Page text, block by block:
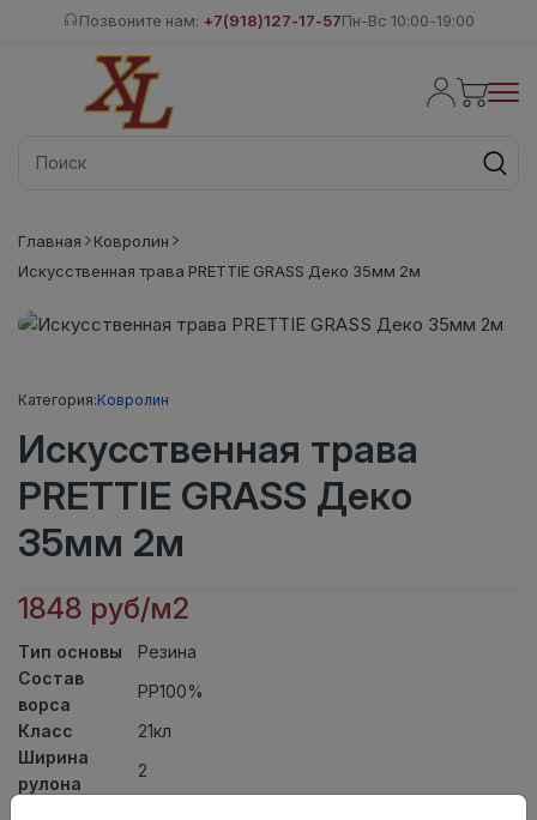
Позвоните нам: +7(918)127-17-57Пн-Вс 10:00-19:00
Главная
Ковролин
Искусственная трава PRETTIE GRASS Деко 35мм 2м
Категория:Ковролин
Искусственная трава
PRETTIE GRASS Деко
35мм 2м
1848 руб/м2
Тип основы
Резина
Состав
ворса
PP100%
Класс
21кл
Ширина
рулона
2